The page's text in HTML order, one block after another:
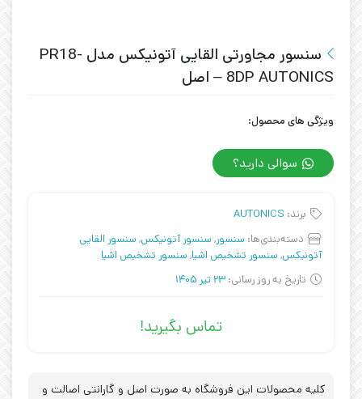
سنسور مجاورتی القایی آتونیکس مدل PR18-
8DP AUTONICS – اصل
ویژگی های محصول:
سوالی دارید؟
برند: AUTONICS
دسته‌بندی‌ها: سنسور, سنسور آتونیکس, سنسور القایی
آتونیکس, سنسور تشخیص اشیا, سنسور تشخیص اشیا
تاریخ به روز رسانی: 23 تیر 1405
تماس بگیرید!
کلیه محصولات این فروشگاه به صورت اصل و گارانتی اصالت و